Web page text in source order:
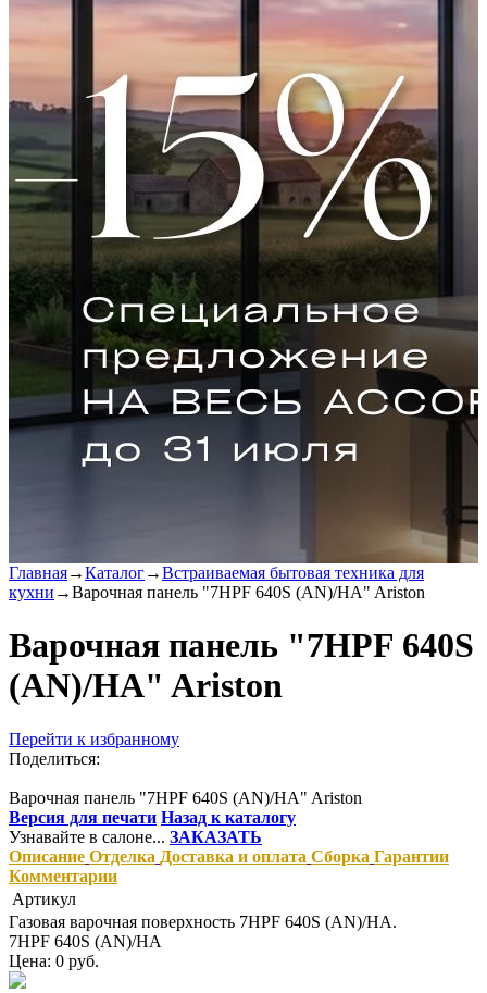
Главная→Каталог→Встраиваемая бытовая техника для
кухни →Варочная панель "7HPF 640S (AN)/HA" Ariston
Варочная панель "7HPF 640S
(AN)/HA" Ariston
Перейти к избранному
Поделиться:
Варочная панель "7HPF 640S (AN)/HA" Ariston
Версия для печати Назад к каталогу
Узнавайте в салоне... ЗАКАЗАТЬ
Описание Отделка Доставка и оплата Сборка Гарантии
Комментарии
Артикул
Газовая варочная поверхность 7HPF 640S (AN)/HA.
7HPF 640S (AN)/HA
Цена: 0 руб.